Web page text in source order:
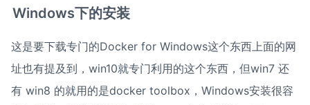
Windows下的安装
这是要下载专门的Docker for Windows这个东西上面的网
址也有提及到，win10就专门利用的这个东西，但win7 还
有 win8 的就用的是docker toolbox，Windows安装很容